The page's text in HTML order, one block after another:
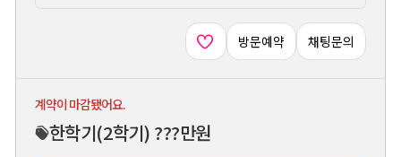
방문예약 채팅문의
계약이 마감됐어요.
한학기(2학기) ???만원